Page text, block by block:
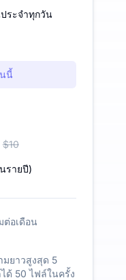
ระจำทุกวัน
นี้
$10
นรายปี)
ต่อเดือน
ยาวสูงสุด 5
ด้ 50 ไฟล์ในครั้ง